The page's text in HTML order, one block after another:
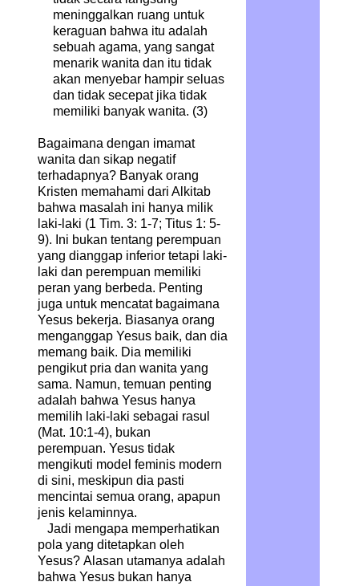
meninggalkan ruang untuk
keraguan bahwa itu adalah
sebuah agama, yang sangat
menarik wanita dan itu tidak
akan menyebar hampir seluas
dan tidak secepat jika tidak
memiliki banyak wanita. (3)
Bagaimana dengan imamat
wanita dan sikap negatif
terhadapnya? Banyak orang
Kristen memahami dari Alkitab
bahwa masalah ini hanya milik
laki-laki (1 Tim. 3: 1-7; Titus 1: 5-
9). Ini bukan tentang perempuan
yang dianggap inferior tetapi laki-
laki dan perempuan memiliki
peran yang berbeda. Penting
juga untuk mencatat bagaimana
Yesus bekerja. Biasanya orang
menganggap Yesus baik, dan dia
memang baik. Dia memiliki
pengikut pria dan wanita yang
sama. Namun, temuan penting
adalah bahwa Yesus hanya
memilih laki-laki sebagai rasul
(Mat. 10:1-4), bukan
perempuan. Yesus tidak
mengikuti model feminis modern
di sini, meskipun dia pasti
mencintai semua orang, apapun
jenis kelaminnya.
Jadi mengapa memperhatikan
pola yang ditetapkan oleh
Yesus? Alasan utamanya adalah
bahwa Yesus bukan hanya